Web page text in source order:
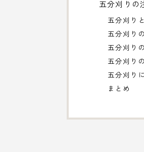
五分刈りの
五分刈り
五分刈り
五分刈り
五分刈り
五分刈り
まとめ